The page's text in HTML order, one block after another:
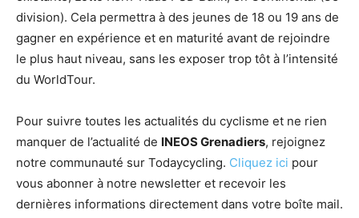
division). Cela permettra à des jeunes de 18 ou 19 ans de
gagner en expérience et en maturité avant de rejoindre
le plus haut niveau, sans les exposer trop tôt à l’intensité
du WorldTour.
Pour suivre toutes les actualités du cyclisme et ne rien
manquer de l’actualité de INEOS Grenadiers, rejoignez
notre communauté sur Todaycycling. Cliquez ici pour
vous abonner à notre newsletter et recevoir les
dernières informations directement dans votre boîte mail.